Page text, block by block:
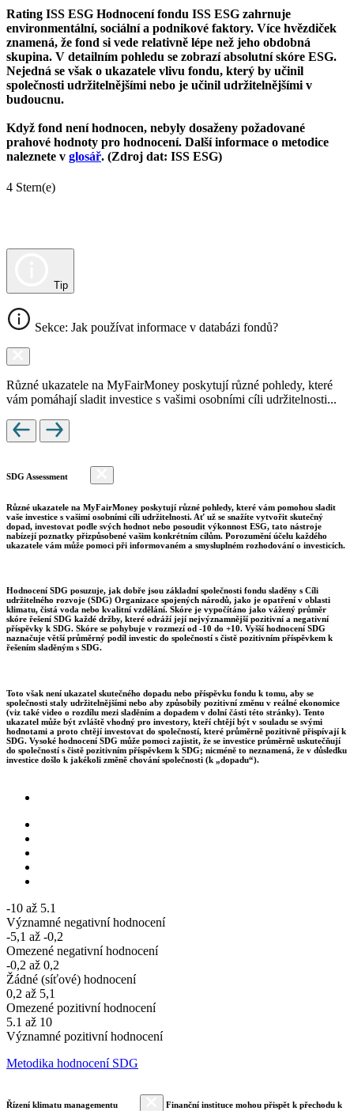
Rating ISS ESG Hodnocení fondu ISS ESG zahrnuje
environmentální, sociální a podnikové faktory. Více hvězdiček
znamená, že fond si vede relativně lépe než jeho obdobná
skupina. V detailním pohledu se zobrazí absolutní skóre ESG.
Nejedná se však o ukazatele vlivu fondu, který by učinil
společnosti udržitelnějšími nebo je učinil udržitelnějšími v
budoucnu.
Když fond není hodnocen, nebyly dosaženy požadované
prahové hodnoty pro hodnocení. Další informace o metodice
naleznete v glosář. (Zdroj dat: ISS ESG)
4 Stern(e)
Tip
Sekce: Jak používat informace v databázi fondů?
Různé ukazatele na MyFairMoney poskytují různé pohledy, které
vám pomáhají sladit investice s vašimi osobními cíli udržitelnosti...
SDG Assessment
Různé ukazatele na MyFairMoney poskytují různé pohledy, které vám pomohou sladit
vaše investice s vašimi osobními cíli udržitelnosti. Ať už se snažíte vytvořit skutečný
dopad, investovat podle svých hodnot nebo posoudit výkonnost ESG, tato nástroje
nabízejí poznatky přizpůsobené vašim konkrétním cílům. Porozumění účelu každého
ukazatele vám může pomoci při informovaném a smysluplném rozhodování o investicích.
Hodnocení SDG posuzuje, jak dobře jsou základní společnosti fondu sladěny s Cíli
udržitelného rozvoje (SDG) Organizace spojených národů, jako je opatření v oblasti
klimatu, čistá voda nebo kvalitní vzdělání. Skóre je vypočítáno jako vážený průměr
skóre řešení SDG každé držby, které odráží její nejvýznamnější pozitivní a negativní
příspěvky k SDG. Skóre se pohybuje v rozmezí od -10 do +10. Vyšší hodnocení SDG
naznačuje větší průměrný podíl investic do společností s čistě pozitivním příspěvkem k
řešením sladěným s SDG.
Toto však není ukazatel skutečného dopadu nebo příspěvku fondu k tomu, aby se
společnosti staly udržitelnějšími nebo aby způsobily pozitivní změnu v reálné ekonomice
(viz také video o rozdílu mezi sladěním a dopadem v dolní části této stránky). Tento
ukazatel může být zvláště vhodný pro investory, kteří chtějí být v souladu se svými
hodnotami a proto chtějí investovat do společností, které průměrně pozitivně přispívají k
SDG. Vysoké hodnocení SDG může pomoci zajistit, že se investice průměrně uskutečňují
do společností s čistě pozitivním příspěvkem k SDG; nicméně to neznamená, že v důsledku
investice došlo k jakékoli změně chování společnosti (k „dopadu“).
-10 až 5.1
Významné negativní hodnocení
-5,1 až -0,2
Omezené negativní hodnocení
-0,2 až 0,2
Žádné (síťové) hodnocení
0,2 až 5,1
Omezené pozitivní hodnocení
5.1 až 10
Významné pozitivní hodnocení
Metodika hodnocení SDG
Řízení klimatu managementu
Finanční instituce mohou přispět k přechodu k